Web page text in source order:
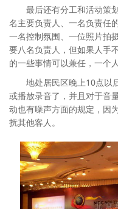
最后还有分工和活动策
名主要负责人、一名负责任
一名控制氛围、一位照片拍
要八名负责人，但如果人手
的一些事情可以兼任，一个
地处居民区晚上10点以
或播放录音了，并且对于音
动也有噪声方面的规定，因
扰其他客人。